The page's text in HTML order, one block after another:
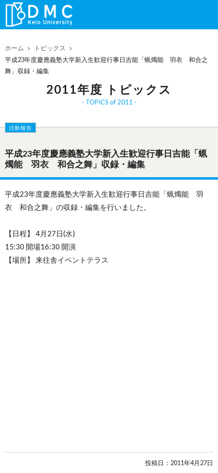
ホーム
トピックス
平成23年度慶應義塾大学新入生歓迎行事日吉能「蝋燭能 羽衣 和合之
舞」収録・編集
2011年度 トピックス
TOPICS of 2011
活動報告
平成23年度慶應義塾大学新入生歓迎行事日吉能「蝋
燭能 羽衣 和合之舞」収録・編集
平成23年度慶應義塾大学新入生歓迎行事日吉能「蝋燭能 羽
衣 和合之舞」の収録・編集を行いました。
【日程】 4月27日(水)
15:30 開場16:30 開演
【場所】 来往舎イベントテラス
投稿日： 2011年4月27日